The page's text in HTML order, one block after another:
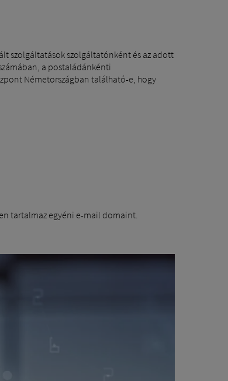
szolgáltatások szolgáltatónként és az adott
a postaládánkénti
Németországban található-e, hogy
tartalmaz egyéni e-mail domaint.